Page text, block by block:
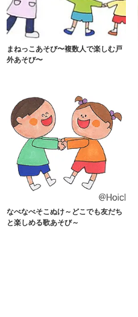
まねっこあそび〜複数人で楽しむ戸
外あそび〜
なべなべそこぬけ～どこでも友だち
と楽しめる歌あそび～